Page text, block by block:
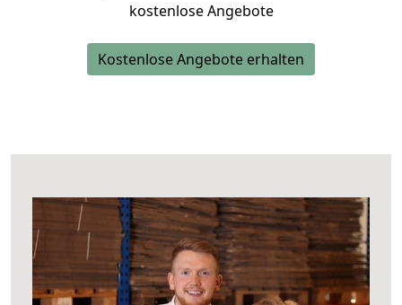
kostenlose Angebote
Kostenlose Angebote erhalten